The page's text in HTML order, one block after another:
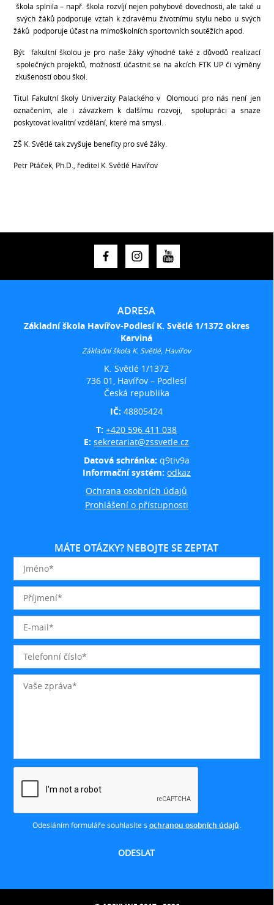
škola splnila – např. škola rozvíjí nejen pohybové dovednosti, ale také u
svých žáků podporuje vztah k zdravému životnímu stylu nebo u svých
žáků podporuje účast na mimoškolních sportovních soutěžích apod.
Být fakultní školou je pro naše žáky výhodné také z důvodů realizací
společných projektů, možností účastnit se na akcích FTK UP či výměny
zkušeností obou škol.
Titul Fakultní školy Univerzity Palackého v Olomouci pro nás není jen
označením, ale i závazkem k dalšímu rozvoji, spolupráci a snaze
poskytovat kvalitní vzdělání, které má smysl.
ZŠ K. Světlé tak zvyšuje benefity pro své žáky.
Petr Ptáček, Ph.D., ředitel K. Světlé Havířov
ADRESA
Základní škola Havířov-Podlesí K. Světlé 1/1372 okres
Karviná
Základní škola K. Světlé, Havířov
K. Světlé 1/1372
736 01, Havířov – Podlesí
Česká republika
IČ:48805424
T:+420 596 411 038
E:sekretariat@zssvetle.cz
Datová schránka: q9tiv9a
Informační systém: odkaz
Ochrana osobních údajů
Prohlášení o přístupnosti
MÁTE OTÁZKY? NEBOJTE SE ZEPTAT
Odesláním formuláře souhlasíte s ochranou osobních údajů